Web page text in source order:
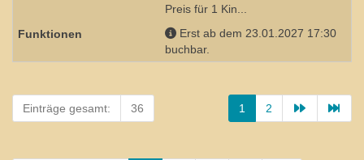
Preis für 1 Kin...
Erst ab dem 23.01.2027 17:30
buchbar.
1 2
Einträge gesamt: 36